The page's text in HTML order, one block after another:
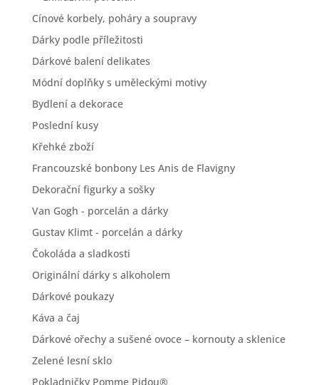
Cínové korbely, poháry a soupravy
Dárky podle příležitosti
Dárkové balení delikates
Módní doplňky s uměleckými motivy
Bydlení a dekorace
Poslední kusy
Křehké zboží
Francouzské bonbony Les Anis de Flavigny
Dekorační figurky a sošky
Van Gogh - porcelán a dárky
Gustav Klimt - porcelán a dárky
Čokoláda a sladkosti
Originální dárky s alkoholem
Dárkové poukazy
Káva a čaj
Dárkové ořechy a sušené ovoce – kornouty a sklenice
Zelené lesní sklo
Pokladničky Pomme Pidou®